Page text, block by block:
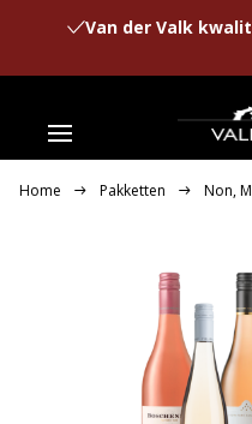
Van der Valk
Home Pakketten Non,